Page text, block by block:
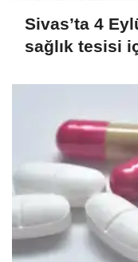
Sivas’ta 4
sağlık tesisi